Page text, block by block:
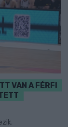
VAN A FÉRFI